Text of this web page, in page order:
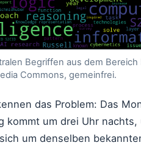
Begriffen aus dem
Commons, gemeinfrei.
das Problem: Das
kommt um drei Uhr
um denselben